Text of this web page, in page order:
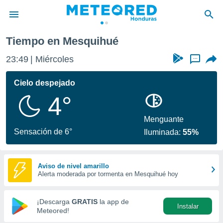
de
ha sido
calidad.
a este
las
y
forma
digital
basada
Tiempo en Mesquihué
23:49 Miércoles ...
Cielo despejado
4°
Sensación de 6°
Menguante
Iluminada:55%
Aviso de nivel amarillo
Alerta moderada por tormenta en Mesquihué hoy
¡Descarga GRATIS la app de
Meteored!
Instalar